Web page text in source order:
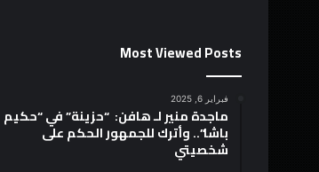
Most Viewed Posts
فبراير 6, 2025
ماجدة منير لـ هافن: “حزينة” في “حكيم
باشا”.. وأترك للجمهور الحكم على
شخصيتي